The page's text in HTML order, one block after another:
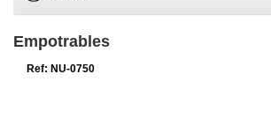
Empotrables
Ref: NU-0750